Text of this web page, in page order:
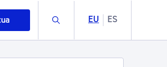
Buscar EU ES